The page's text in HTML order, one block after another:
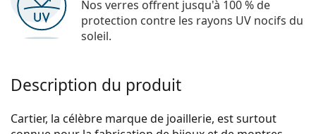
Nos verres offrent jusqu'à 100 % de
protection contre les rayons UV nocifs du
soleil.
Description du produit
Cartier, la célèbre marque de joaillerie, est surtout